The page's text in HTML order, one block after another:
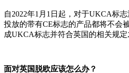
自2022年1月1日起，对于UKCA标
投放的带有CE标志的产品都将不会
成UKCA标志并符合英国的相关规定
面对英国脱欧应该怎么办？